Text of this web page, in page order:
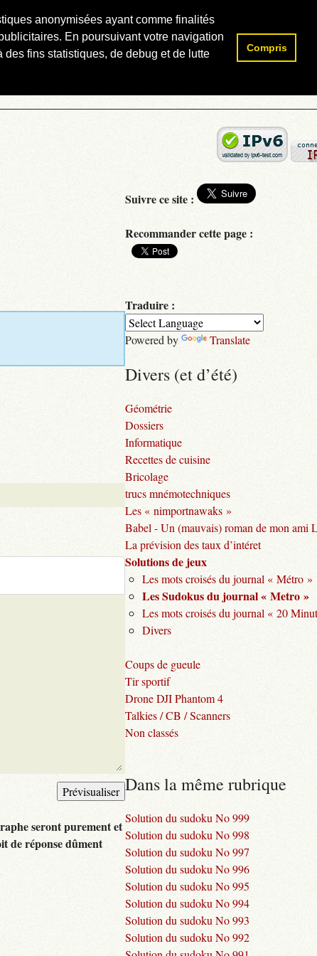
anonymisées ayant comme finalités
En poursuivant votre navigation
fins statistiques, de debug et de lutte
Compris
seront purement et
de réponse dûment
Rechercher :
Suivre ce site :
Recommander cette page :
Traduire :
Powered by Translate
Divers (et d’été)
Géométrie
Dossiers
Informatique
Recettes de cuisine
Bricolage
trucs mnémotechniques
Les « nimportnawaks »
Babel - Un (mauvais) roman de mon ami
La prévision des taux d’intéret
Solutions de jeux
Les mots croisés du journal « Métro »
Les Sudokus du journal « Metro »
Les mots croisés du journal « 20
Divers
Coups de gueule
Tir sportif
Drone DJI Phantom 4
Talkies / CB / Scanners
Non classés
Dans la même rubrique
Solution du sudoku No 999
Solution du sudoku No 998
Solution du sudoku No 997
Solution du sudoku No 996
Solution du sudoku No 995
Solution du sudoku No 994
Solution du sudoku No 993
Solution du sudoku No 992